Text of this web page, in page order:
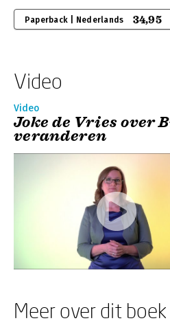
Paperback | Nederlands 34,95
Video
Video
Joke de Vries
veranderen
Meer over dit boek